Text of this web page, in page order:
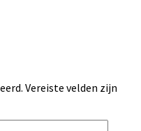
Vereiste velden zijn